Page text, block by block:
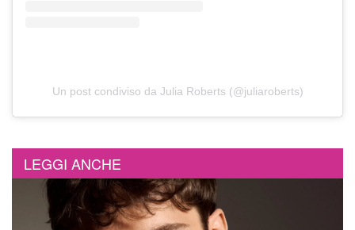
Un post condiviso da Julia Roberts (@juliaroberts)
LEGGI ANCHE